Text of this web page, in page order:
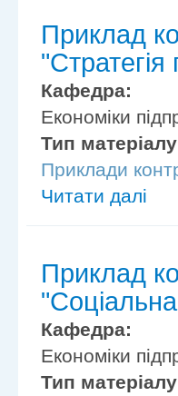
Приклад
Кафедра:
Економіки
Тип
Приклади
Читати далі
Приклад
Кафедра:
Економіки
Тип